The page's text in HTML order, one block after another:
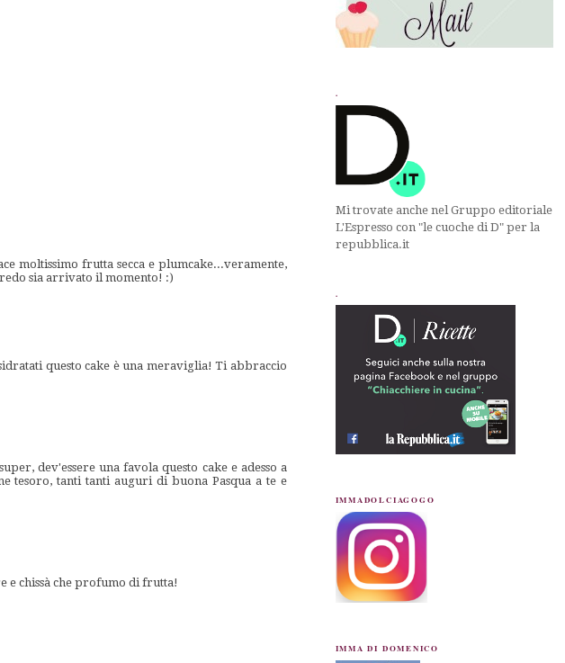
moltissimo frutta secca e plumcake...veramente,
sia arrivato il momento! :)
questo cake è una meraviglia! Ti abbraccio
dev'essere una favola questo cake e adesso a
tesoro, tanti tanti auguri di buona Pasqua a te e
e chissà che profumo di frutta!
.
Mi trovate anche nel Gruppo editoriale
L'Espresso con "le cuoche di D" per la
repubblica.it
.
IMMADOLCIAGOGO
IMMA DI DOMENICO